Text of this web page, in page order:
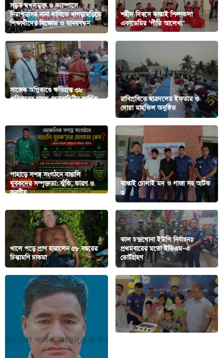
সড়ক দখলমুক্ত ও ক্যাম্পাসে
নিরাপত্তাসহ নানা দাবিতে খাগড়াছড়িতে
শিক্ষার্থীদের বিক্ষোভ ও মানববন্ধন
শহীদ দিবসে কাপ্তাই শিল্পকলা
একাডেমির ‘গীতি আলেখ্য’
সাজেক অগ্নিকাণ্ডে ক্ষতিগ্রস্ত ৩৮
পরিবারের মাঝে সেনাবাহিনীর আর্থিক
রাবিপ্রবিতে ছাত্রদলের ইফতার ও
দোয়া মাহফিল অনুষ্ঠিত
পাহাড়ে সশস্ত্র সংগঠনে বাঙালি
যুবকদের সম্পৃক্ততা: ঝুঁকি, কারণ ও
করণীয়
কাপ্তাই চোলাই মদ ও গাজা সহ আটক
৩
খালে পড়ে প্রাণ হারালেন ৫৮ বছরের
চিন্তামণি চাকমা
কাল চন্দ্রঘোনা ইউপি নির্বাচনঃ
প্রথমবারের মতো ইভিএম–এ
ভোটগ্রহণ